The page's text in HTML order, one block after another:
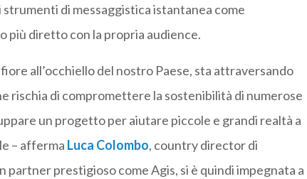
strumenti di messaggistica istantanea come
più diretto con la propria audience.
all’occhiello del nostro Paese, sta attraversando
rischia di compromettere la sostenibilità di numerose
un progetto per aiutare piccole e grandi realtà a
– afferma Luca Colombo, country director di
partner prestigioso come Agis, si è quindi impegnata a